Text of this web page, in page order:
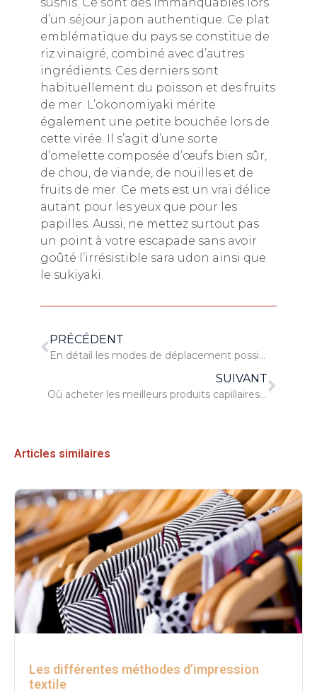
d’un séjour japon authentique. Ce plat
emblématique du pays se constitue de
riz vinaigré, combiné avec d’autres
ingrédients. Ces derniers sont
habituellement du poisson et des fruits
de mer. L’okonomiyaki mérite
également une petite bouchée lors de
cette virée. Il s’agit d’une sorte
d’omelette composée d’œufs bien sûr,
de chou, de viande, de nouilles et de
fruits de mer. Ce mets est un vrai délice
autant pour les yeux que pour les
papilles. Aussi, ne mettez surtout pas
un point à votre escapade sans avoir
goûté l’irrésistible sara udon ainsi que
le sukiyaki.
PRÉCÉDENT
En détail les modes de déplacement possibles en terre tanzanienne
SUIVANT
Où acheter les meilleurs produits capillaires ?
Articles similaires
Les différentes méthodes d’impression
textile